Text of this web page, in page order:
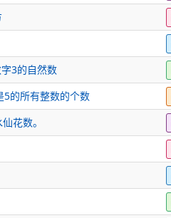
3的自然数
5的所有整数的个数
花数。